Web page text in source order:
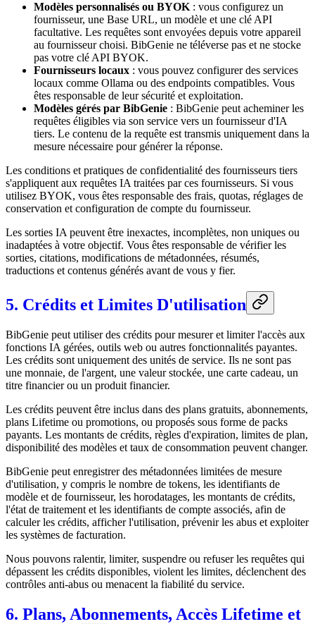
Modèles personnalisés ou BYOK : vous configurez un
fournisseur, une Base URL, un modèle et une clé API
facultative. Les requêtes sont envoyées depuis votre appareil
au fournisseur choisi. BibGenie ne téléverse pas et ne stocke
pas votre clé API BYOK.
Fournisseurs locaux : vous pouvez configurer des services
locaux comme Ollama ou des endpoints compatibles. Vous
êtes responsable de leur sécurité et exploitation.
Modèles gérés par BibGenie : BibGenie peut acheminer les
requêtes éligibles via son service vers un fournisseur d'IA
tiers. Le contenu de la requête est transmis uniquement dans la
mesure nécessaire pour générer la réponse.
Les conditions et pratiques de confidentialité des fournisseurs tiers
s'appliquent aux requêtes IA traitées par ces fournisseurs. Si vous
utilisez BYOK, vous êtes responsable des frais, quotas, réglages de
conservation et configuration de compte du fournisseur.
Les sorties IA peuvent être inexactes, incomplètes, non uniques ou
inadaptées à votre objectif. Vous êtes responsable de vérifier les
sorties, citations, modifications de métadonnées, résumés,
traductions et contenus générés avant de vous y fier.
5. Crédits et Limites D'utilisation
BibGenie peut utiliser des crédits pour mesurer et limiter l'accès aux
fonctions IA gérées, outils web ou autres fonctionnalités payantes.
Les crédits sont uniquement des unités de service. Ils ne sont pas
une monnaie, de l'argent, une valeur stockée, une carte cadeau, un
titre financier ou un produit financier.
Les crédits peuvent être inclus dans des plans gratuits, abonnements,
plans Lifetime ou promotions, ou proposés sous forme de packs
payants. Les montants de crédits, règles d'expiration, limites de plan,
disponibilité des modèles et taux de consommation peuvent changer.
BibGenie peut enregistrer des métadonnées limitées de mesure
d'utilisation, y compris le nombre de tokens, les identifiants de
modèle et de fournisseur, les horodatages, les montants de crédits,
l'état de traitement et les identifiants de compte associés, afin de
calculer les crédits, afficher l'utilisation, prévenir les abus et exploiter
les systèmes de facturation.
Nous pouvons ralentir, limiter, suspendre ou refuser les requêtes qui
dépassent les crédits disponibles, violent les limites, déclenchent des
contrôles anti-abus ou menacent la fiabilité du service.
6. Plans, Abonnements, Accès Lifetime et